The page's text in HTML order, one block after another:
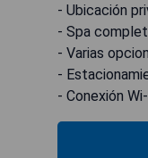
- Ubicación
- Spa
- Varias
-
- Conexión